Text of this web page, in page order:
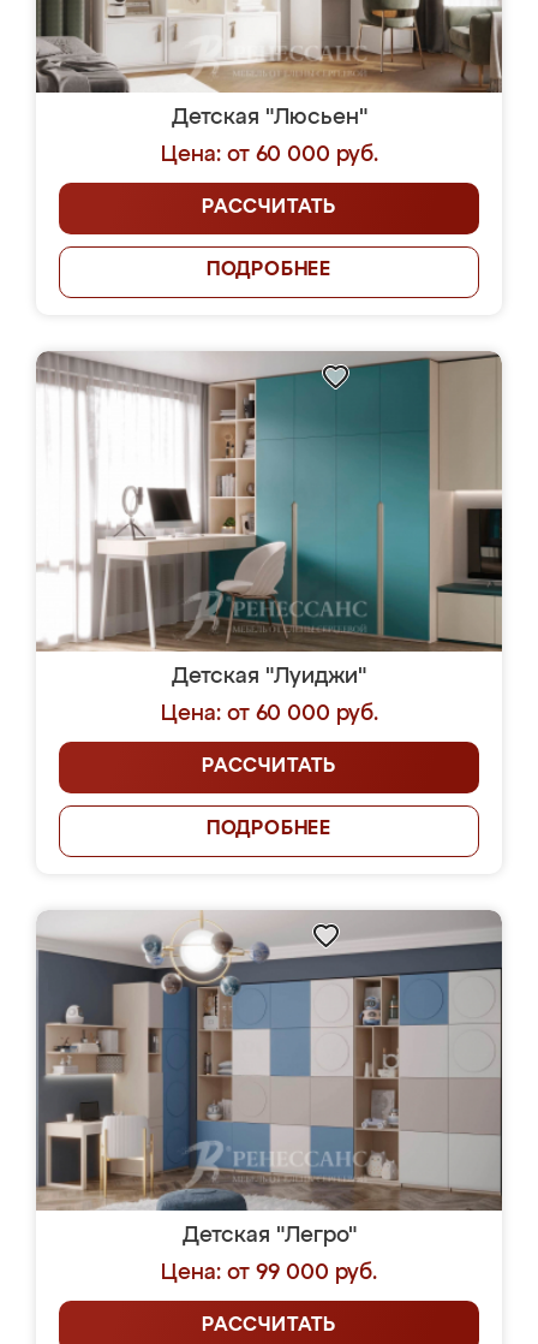
Детская "Люсьен"
Цена: от 60 000 руб.
РАССЧИТАТЬ
ПОДРОБНЕЕ
Детская "Луиджи"
Цена: от 60 000 руб.
РАССЧИТАТЬ
ПОДРОБНЕЕ
Детская "Легро"
Цена: от 99 000 руб.
РАССЧИТАТЬ